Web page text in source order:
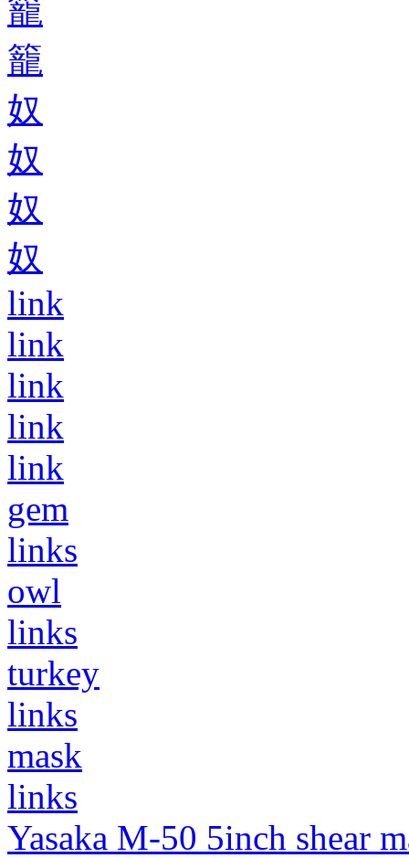
籠
籠
奴
奴
奴
奴
link
link
link
link
link
gem
links
owl
links
turkey
links
mask
links
Yasaka M-50 5inch shear